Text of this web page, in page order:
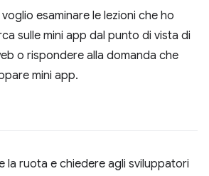
esaminare le lezioni che ho
sulle mini app dal punto di vista di
o rispondere alla domanda che
mini app.
la ruota e chiedere agli sviluppatori